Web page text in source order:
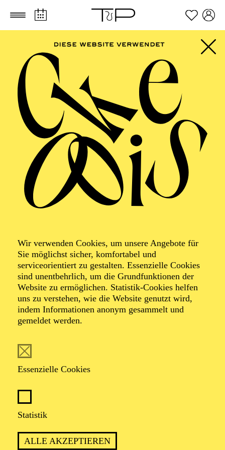
Zum Hauptinhalt springen Zum Footer springen
Wir verwenden Cookies, um unsere Angebote für
Sie möglichst sicher, komfortabel und
serviceorientiert zu gestalten. Essenzielle Cookies
sind unentbehrlich, um die Grundfunktionen der
Website zu ermöglichen. Statistik-Cookies helfen
uns zu verstehen, wie die Website genutzt wird,
indem Informationen anonym gesammelt und
gemeldet werden.
Essenzielle Cookies
Statistik
ALLE AKZEPTIEREN
Foto: Johan Sandberg
Bettina Engelhardt
Schauspiel-Ensemble
Schauspielkunst "Ernst Busch" in Berlin (1989-1993)
Deutschen Schauspielhaus Hamburg (1993-2000), bei
2002) und an den Münchner Kammerspielen sowie dem
Schauspielhaus Düsseldorf. Von 2005 bis 2010 war sie